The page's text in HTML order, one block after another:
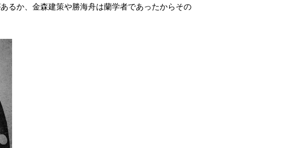
るか、金森建策や勝海舟は蘭学者であったからその